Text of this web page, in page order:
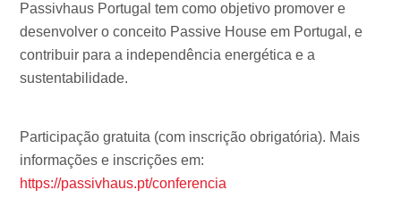
Passivhaus Portugal tem como objetivo promover e
desenvolver o conceito Passive House em Portugal, e
contribuir para a independência energética e a
sustentabilidade.
Participação gratuita (com inscrição obrigatória). Mais
informações e inscrições em:
https://passivhaus.pt/conferencia